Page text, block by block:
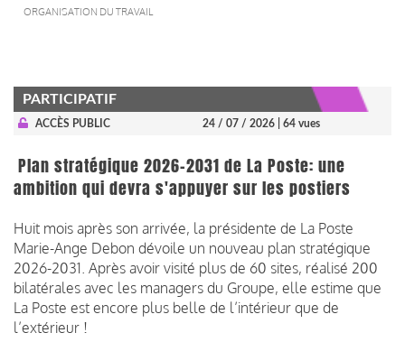
ORGANISATION DU TRAVAIL
PARTICIPATIF
ACCÈS PUBLIC 24 / 07 / 2026 | 64 vues
Plan stratégique 2026-2031 de La Poste: une
ambition qui devra s'appuyer sur les postiers
Huit mois après son arrivée, la présidente de La Poste
Marie-Ange Debon dévoile un nouveau plan stratégique
2026-2031. Après avoir visité plus de 60 sites, réalisé 200
bilatérales avec les managers du Groupe, elle estime que
La Poste est encore plus belle de l’intérieur que de
l’extérieur !